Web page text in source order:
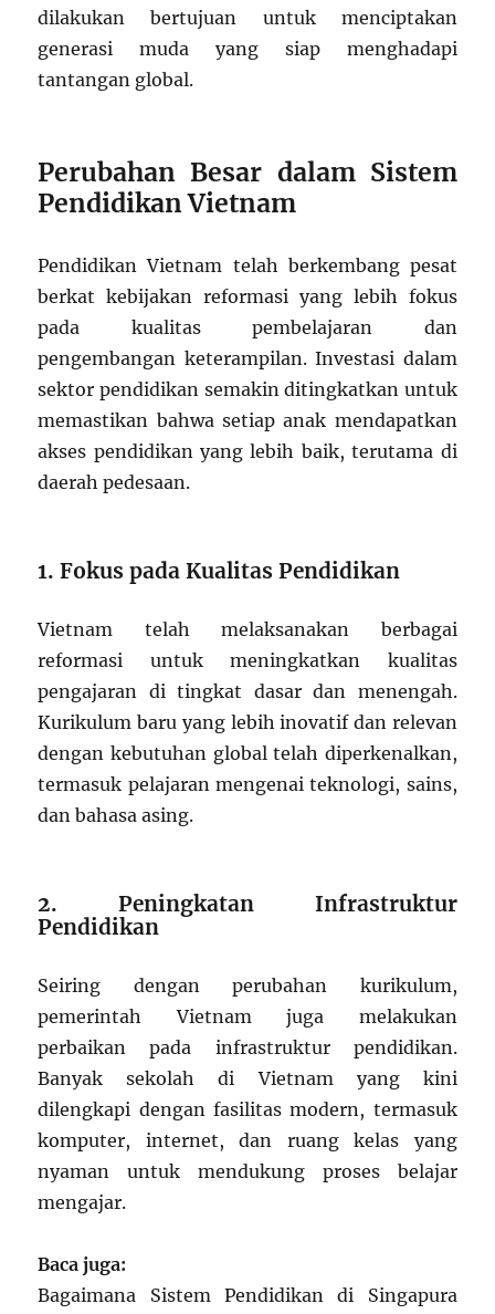
dilakukan bertujuan untuk menciptakan
generasi muda yang siap menghadapi
tantangan global.
Perubahan Besar dalam Sistem
Pendidikan Vietnam
Pendidikan Vietnam telah berkembang pesat
berkat kebijakan reformasi yang lebih fokus
pada kualitas pembelajaran dan
pengembangan keterampilan. Investasi dalam
sektor pendidikan semakin ditingkatkan untuk
memastikan bahwa setiap anak mendapatkan
akses pendidikan yang lebih baik, terutama di
daerah pedesaan.
1. Fokus pada Kualitas Pendidikan
Vietnam telah melaksanakan berbagai
reformasi untuk meningkatkan kualitas
pengajaran di tingkat dasar dan menengah.
Kurikulum baru yang lebih inovatif dan relevan
dengan kebutuhan global telah diperkenalkan,
termasuk pelajaran mengenai teknologi, sains,
dan bahasa asing.
2. Peningkatan Infrastruktur
Pendidikan
Seiring dengan perubahan kurikulum,
pemerintah Vietnam juga melakukan
perbaikan pada infrastruktur pendidikan.
Banyak sekolah di Vietnam yang kini
dilengkapi dengan fasilitas modern, termasuk
komputer, internet, dan ruang kelas yang
nyaman untuk mendukung proses belajar
mengajar.
Baca juga:
Bagaimana Sistem Pendidikan di Singapura